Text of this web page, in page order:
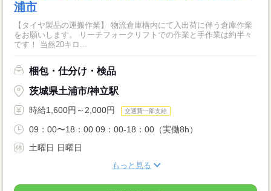
浦市
【タイヤ製品の運搬作業】 物流倉庫構内にて入出荷に伴う倉庫作業
をお願いします。 リーチフォークリフトでの作業と手作業は約半々
です！ 当然20キロ...
梱包・仕分け・検品
茨城県土浦市/神立駅
時給1,600円～2,000円 交通費一部支給
09：00〜18：00 09：00-18：00（実働8h）
土曜日 日曜日
もっと見る